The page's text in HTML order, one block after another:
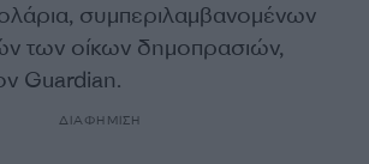
συμπεριλαμβανομένων
των οίκων δημοπρασιών,
Guardian.
ΔΙΑΦΗΜΙΣΗ